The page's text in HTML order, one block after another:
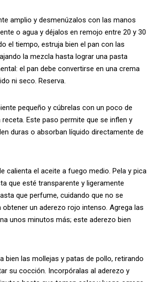
amplio y desmenúzalos con las manos
o agua y déjalos en remojo entre 20 y 30
el tiempo, estruja bien el pan con las
la mezcla hasta lograr una pasta
el pan debe convertirse en una crema
ni seco. Reserva.
pequeño y cúbrelas con un poco de
Este paso permite que se inflen y
duras o absorban líquido directamente de
calienta el aceite a fuego medio. Pela y pica
que esté transparente y ligeramente
que perfume, cuidando que no se
un aderezo rojo intenso. Agrega las
unos minutos más; este aderezo bien
bien las mollejas y patas de pollo, retirando
su cocción. Incorpóralas al aderezo y